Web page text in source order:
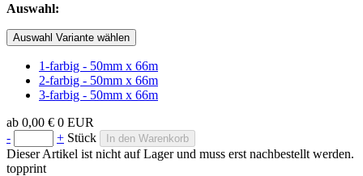
Auswahl:
Auswahl Variante wählen
1-farbig - 50mm x 66m
2-farbig - 50mm x 66m
3-farbig - 50mm x 66m
ab 0,00 € 0 EUR
-
+ Stück In den Warenkorb
Dieser Artikel ist nicht auf Lager und muss erst nachbestellt werden.
topprint